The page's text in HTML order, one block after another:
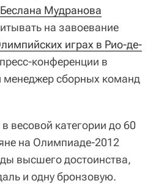
Беслана Мудранова
на завоевание
играх в Рио-де-
конференции в
менеджер сборных команд
весовой категории до 60
на Олимпиаде-2012
высшего достоинства,
и одну бронзовую.